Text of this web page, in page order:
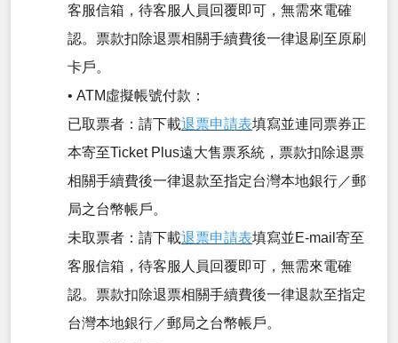
客服信箱，待客服人員回覆即可，無需來電確
認。票款扣除退票相關手續費後一律退刷至原刷
卡戶。
• ATM虛擬帳號付款：
已取票者：請下載退票申請表填寫並連同票券正
本寄至Ticket Plus遠大售票系統，票款扣除退票
相關手續費後一律退款至指定台灣本地銀行／郵
局之台幣帳戶。
未取票者：請下載退票申請表填寫並E-mail寄至
客服信箱，待客服人員回覆即可，無需來電確
認。票款扣除退票相關手續費後一律退款至指定
台灣本地銀行／郵局之台幣帳戶。